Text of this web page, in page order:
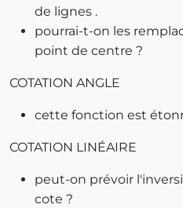
de lignes .
pourrai-t-on les
point de centre ?
COTATION ANGLE
cette fonction est
COTATION LINÉAIRE
peut-on prévoir
cote ?